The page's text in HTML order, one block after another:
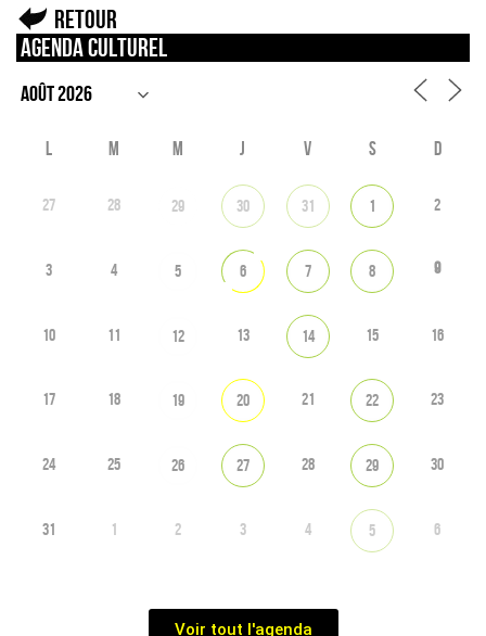
Retour
Agenda culturel
L M M J V S D
27 28 29 30 31 1 2
3 4 5 6 7 8 9
10 11 12 13 14 15 16
17 18 19 20 21 22 23
24 25 26 27 28 29 30
31 1 2 3 4 5 6
Voir tout l'agenda